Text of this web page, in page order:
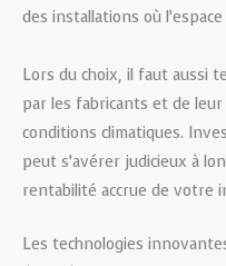
des installations où
Lors du choix, il faut aussi
par les fabricants et de
conditions climatiques.
peut s’avérer judicieux à
rentabilité accrue de votre
Les technologies